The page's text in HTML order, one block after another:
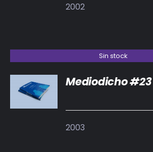
2002
Sin stock
DETALLES
Mediodicho #23
2003